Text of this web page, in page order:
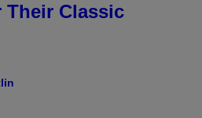
Their Classic